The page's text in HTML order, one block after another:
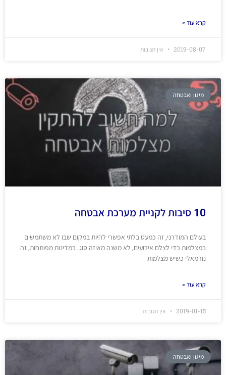
קרא עוד »
2019-08-07 אין תגובות
מיגון ואבטחה
10 סיבות לקניית מערכת אבטחה
בעולם המודרני, זה כמעט בלתי אפשרי להיות במקום שבו לא משתמשים
במצלמות כדי לצלם אירועים, לא משנה מאיזה סוג. במדינות מפותחות, זה
נורמאלי כשיש מצלמות
קרא עוד »
2019-01-15 אין תגובות
מיגון ואבטחה